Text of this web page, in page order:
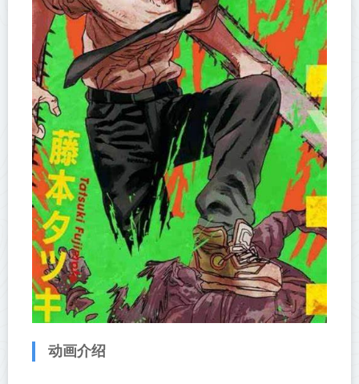
动画介绍